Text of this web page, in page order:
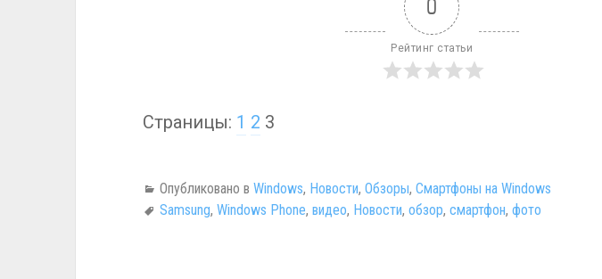
0
Рейтинг статьи
Страницы: 1 2 3
Опубликовано в Windows, Новости, Обзоры, Смартфоны на Windows
Samsung, Windows Phone, видео, Новости, обзор, смартфон, фото